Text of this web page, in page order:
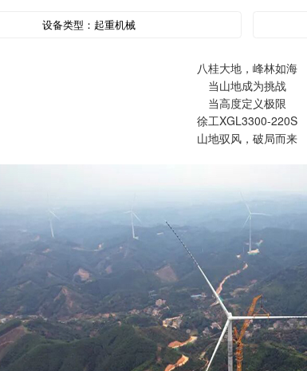
设备类型： 起重机械
八桂大地，峰林如海
当山地成为挑战
当高度定义极限
徐工XGL3300-220S
山地驭风，破局而来